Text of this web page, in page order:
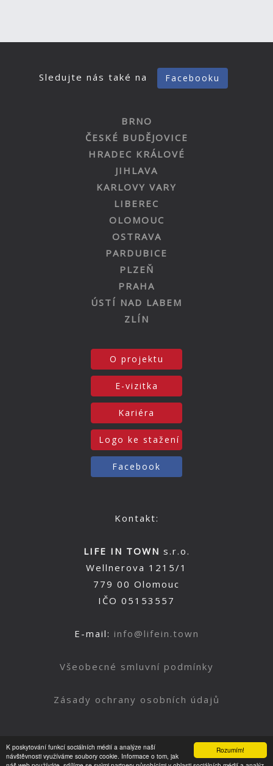
Rozumím!
K poskytování funkcí sociálních médií a analýze naší
návštěvnosti využíváme soubory cookie. Informace o tom, jak
Sledujte nás také na Facebooku
BRNO
ČESKÉ BUDĚJOVICE
HRADEC KRÁLOVÉ
JIHLAVA
KARLOVY VARY
LIBEREC
OLOMOUC
OSTRAVA
PARDUBICE
PLZEŇ
PRAHA
ÚSTÍ NAD LABEM
ZLÍN
O projektu
E-vizitka
Kariéra
Logo ke stažení
Facebook
Kontakt:
LIFE IN TOWN s.r.o.
Wellnerova 1215/1
779 00 Olomouc
IČO 05153557
E-mail: info@lifein.town
Všeobecné smluvní podmínky
Zásady ochrany osobních údajů
Nahoru